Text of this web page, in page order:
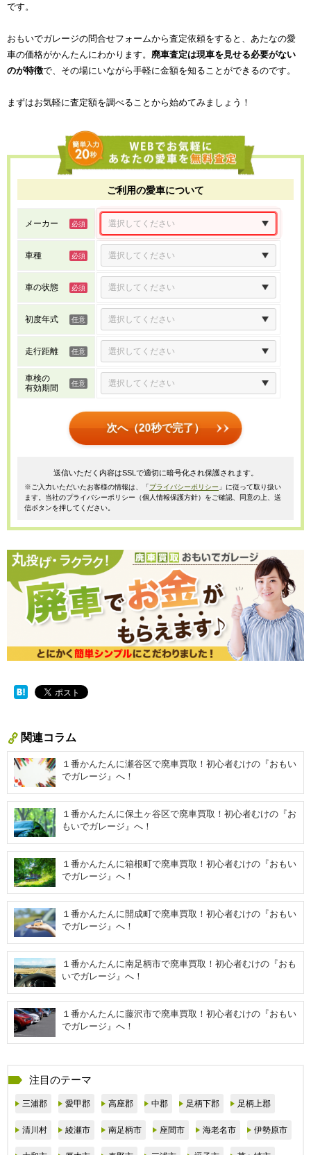
です。
おもいでガレージの問合せフォームから査定依頼をすると、あたなの愛
車の価格がかんたんにわかります。 廃車査定は現車を見せる必要がない
のが特徴で、その場にいながら手軽に金額を知ることができるのです。
まずはお気軽に査定額を調べることから始めてみましょう！
ご利用の愛車について
メーカー
車種
車の状態
初度年式
走行距離
車検の
有効期間
次へ（20秒で完了）
送信いただく内容はSSLで適切に暗号化され保護されます。
※ご入力いただいたお客様の情報は、「プライバシーポリシー 」に従って取り扱い
ます。当社のプライバシーポリシー（個人情報保護方針）をご確認、同意の上、送
信ボタンを押してください。
関連コラム
１番かんたんに瀬谷区で廃車買取！初心者むけの『おもい
でガレージ』へ！
１番かんたんに保土ヶ谷区で廃車買取！初心者むけの『お
もいでガレージ』へ！
１番かんたんに箱根町で廃車買取！初心者むけの『おもい
でガレージ』へ！
１番かんたんに開成町で廃車買取！初心者むけの『おもい
でガレージ』へ！
１番かんたんに南足柄市で廃車買取！初心者むけの『おも
いでガレージ』へ！
１番かんたんに藤沢市で廃車買取！初心者むけの『おもい
でガレージ』へ！
注目のテーマ
三浦郡 愛甲郡 高座郡 中郡 足柄下郡 足柄上郡
清川村 綾瀬市 南足柄市 座間市 海老名市 伊勢原市